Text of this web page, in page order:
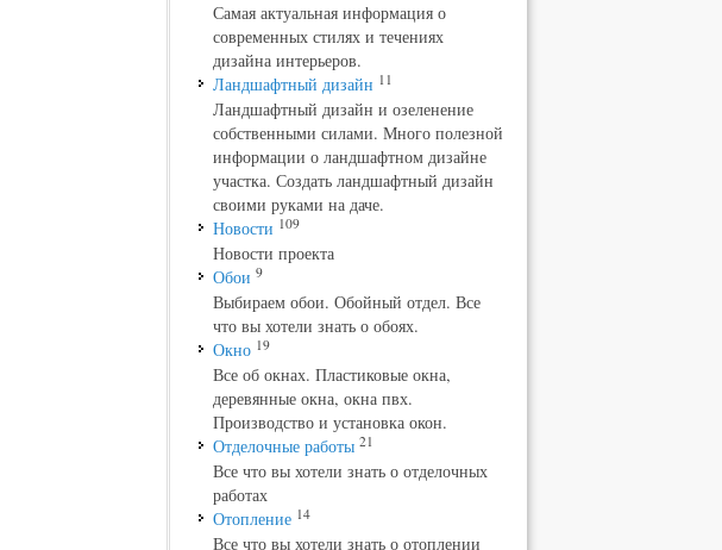
Самая актуальная информация о
современных стилях и течениях
дизайна интерьеров.
Ландшафтный дизайн 11
Ландшафтный дизайн и озеленение
собственными силами. Много полезной
информации о ландшафтном дизайне
участка. Создать ландшафтный дизайн
своими руками на даче.
Новости 109
Новости проекта
Обои 9
Выбираем обои. Обойный отдел. Все
что вы хотели знать о обоях.
Окно 19
Все об окнах. Пластиковые окна,
деревянные окна, окна пвх.
Производство и установка окон.
Отделочные работы 21
Все что вы хотели знать о отделочных
работах
Отопление 14
Все что вы хотели знать о отоплении